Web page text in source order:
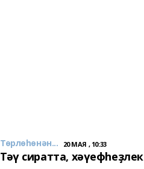
Төрлөһөнән... 20 МАЯ , 10:33
Тәү сиратта, хәүефһеҙлек